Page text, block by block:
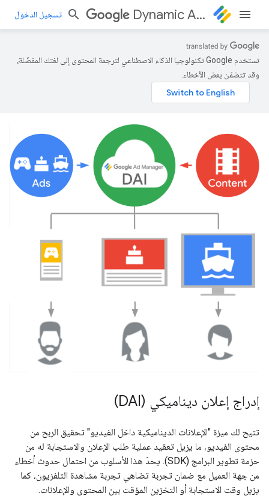
Dynamic Ad Insertion تسجيل الدخول
تستخدم Google تكنولوجيا الذكاء الاصطناعي لترجمة المحتوى إلى لغتك المفضّلة،
وقد تتضمّن بعض الأخطاء.
إدراج إعلان ديناميكي (DAI)
تتيح لك ميزة "الإعلانات الديناميكية داخل الفيديو" تحقيق الربح من
محتوى الفيديو، ما يزيل تعقيد عملية طلب الإعلان والاستجابة له من
حزمة تطوير البرامج (SDK). يحدّ هذا الأسلوب من احتمال حدوث أخطاء
من جهة العميل مع ضمان تجربة تضاهي تجربة مشاهدة التلفزيون، كما
يزيل وقت الاستجابة أو التخزين المؤقت بين المحتوى والإعلانات.